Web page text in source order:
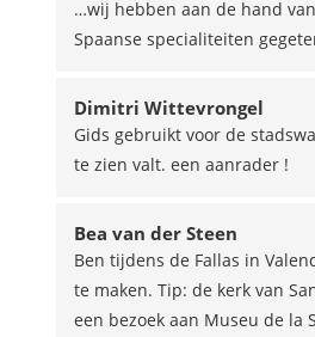
…wij hebben aan de hand
Spaanse specialiteiten
Dimitri Wittevrongel
Gids gebruikt voor de
te zien valt. een aanrader !
Bea van der Steen
Ben tijdens de Fallas in
te maken. Tip: de kerk van
een bezoek aan Museu de la